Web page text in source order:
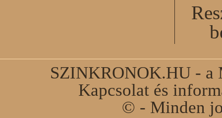
SZINKRONOK.HU - a
Kapcsolat és
© - Minden